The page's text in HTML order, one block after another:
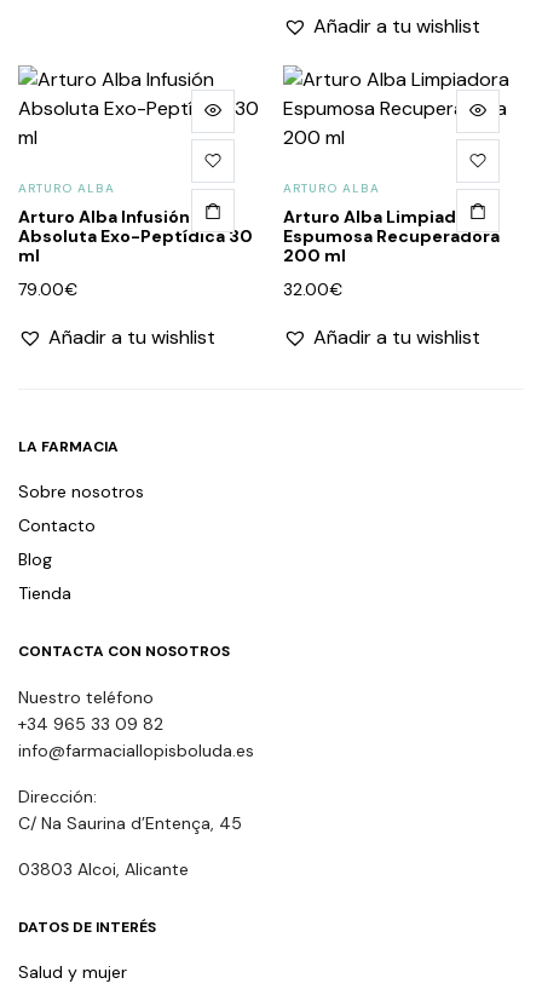
Añadir a tu wishlist
ARTURO ALBA
Arturo Alba Infusión
Absoluta Exo-Peptídica 30
ml
79.00€
Añadir a tu wishlist
ARTURO ALBA
Arturo Alba Limpiadora
Espumosa Recuperadora
200 ml
32.00€
Añadir a tu wishlist
LA FARMACIA
Sobre nosotros
Contacto
Blog
Tienda
CONTACTA CON NOSOTROS
Nuestro teléfono
+34 965 33 09 82
info@farmaciallopisboluda.es
Dirección:
C/ Na Saurina d’Entença, 45
03803 Alcoi, Alicante
DATOS DE INTERÉS
Salud y mujer